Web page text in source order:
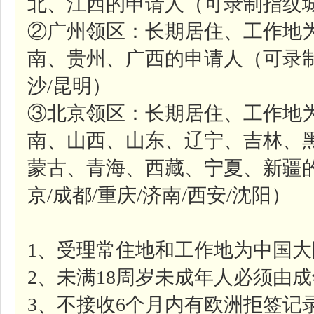
②广州领区：长期居住、工作地
南、贵州、广西的申请人（可录
沙/昆明）
③北京领区：长期居住、工作地
南、山西、山东、辽宁、吉林、
蒙古、青海、西藏、宁夏、新疆
京/成都/重庆/济南/西安/沈阳）
1、受理常住地和工作地为中国
2、未满18周岁未成年人必须由
3、不接收6个月内有欧洲拒签记